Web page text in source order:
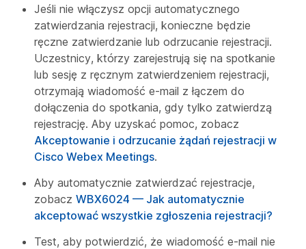
Jeśli nie włączysz opcji automatycznego
zatwierdzania rejestracji, konieczne będzie
ręczne zatwierdzanie lub odrzucanie rejestracji.
Uczestnicy, którzy zarejestrują się na spotkanie
lub sesję z ręcznym zatwierdzeniem rejestracji,
otrzymają wiadomość e-mail z łączem do
dołączenia do spotkania, gdy tylko zatwierdzą
rejestrację. Aby uzyskać pomoc, zobacz
Akceptowanie i odrzucanie żądań rejestracji w
Cisco Webex Meetings.
Aby automatycznie zatwierdzać rejestracje,
zobacz WBX6024 — Jak automatycznie
akceptować wszystkie zgłoszenia rejestracji?
Test, aby potwierdzić, że wiadomość e-mail nie